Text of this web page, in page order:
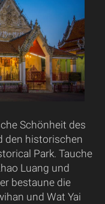
Schönheit des
den historischen
Park. Tauche
Luang und
bestaune die
und Wat Yai